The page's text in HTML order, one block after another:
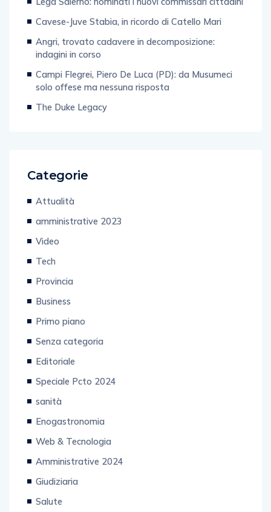
Cavese-Juve Stabia, in ricordo di Catello Mari
Angri, trovato cadavere in decomposizione:
indagini in corso
Campi Flegrei, Piero De Luca (PD): da Musumeci
solo offese ma nessuna risposta
The Duke Legacy
Categorie
Attualità
amministrative 2023
Video
Tech
Provincia
Business
Primo piano
Senza categoria
Editoriale
Speciale Pcto 2024
sanità
Enogastronomia
Web & Tecnologia
Amministrative 2024
Giudiziaria
Salute